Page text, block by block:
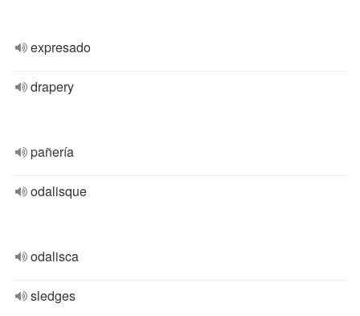
expresado
drapery
pañería
odalisque
odalisca
sledges